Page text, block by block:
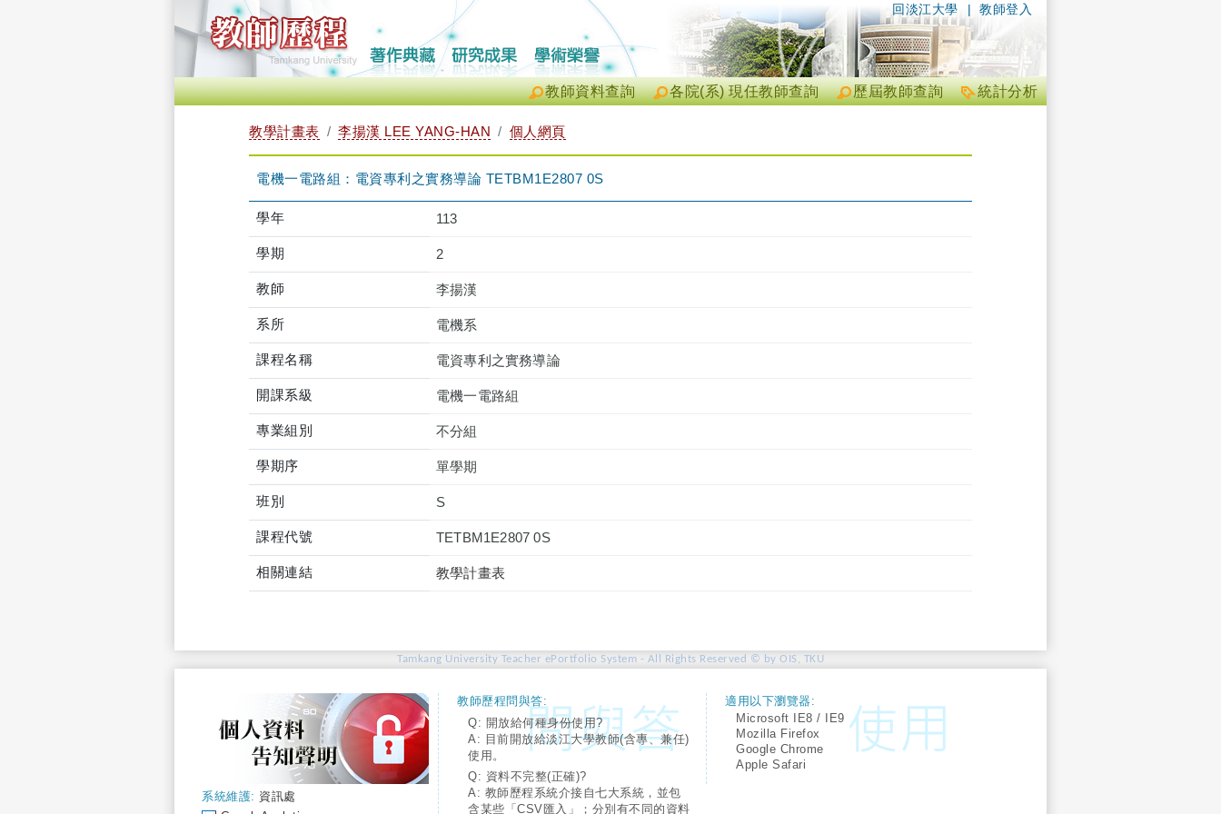
| 教師登入
回淡江大學
統計分析
歷屆教師查詢
各院(系) 現任教師查詢
教師資料查詢
教學計畫表 李揚漢 LEE YANG-HAN 個人網頁
電機一電路組：電資專利之實務導論 TETBM1E2807 0S
學年 113
學期 2
教師 李揚漢
系所 電機系
課程名稱 電資專利之實務導論
開課系級 電機一電路組
專業組別 不分組
學期序 單學期
班別 S
課程代號 TETBM1E2807 0S
相關連結 教學計畫表
Tamkang University Teacher ePortfolio System - All Rights Reserved © by OIS, TKU
系統維護: 資訊處
教師歷程問與答:
Q: 開放給何種身份使用?
A: 目前開放給淡江大學教師(含專、兼任)
使用。
Q: 資料不完整(正確)?
A: 教師歷程系統介接自七大系統，並包
含某些「CSV匯入」；分別有不同的資料
適用以下瀏覽器:
Microsoft IE8 / IE9
Mozilla Firefox
Google Chrome
Apple Safari